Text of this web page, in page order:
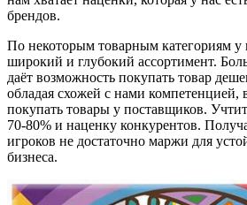
брендов.
По некоторым товарным категориям у
широкий и глубокий ассортимент.
даёт возможность покупать товар
обладая схожей с нами
покупать товары у поставщиков.
70-80% и наценку конкурентов.
игроков не достаточно маржи для
бизнеса.